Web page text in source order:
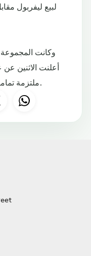
وكانت المجموعة
أعلنت الاثنين عن
ملتزمة تماما بنجاح ليفربول داخل وخارج الملعب.